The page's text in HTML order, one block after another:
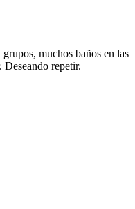
muchos baños en las
repetir.